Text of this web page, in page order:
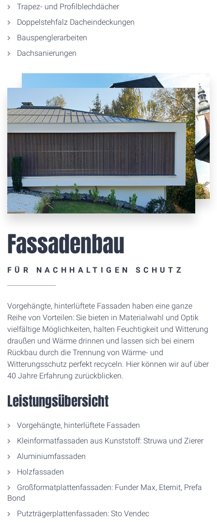
Trapez- und Profilblechdächer
Doppelstehfalz Dacheindeckungen
Bauspenglerarbeiten
Dachsanierungen
Fassadenbau
FÜR NACHHALTIGEN SCHUTZ
Vorgehängte, hinterlüftete Fassaden haben eine ganze
Reihe von Vorteilen: Sie bieten in Materialwahl und Optik
vielfältige Möglichkeiten, halten Feuchtigkeit und Witterung
draußen und Wärme drinnen und lassen sich bei einem
Rückbau durch die Trennung von Wärme- und
Witterungsschutz perfekt recyceln. Hier können wir auf über
40 Jahre Erfahrung zurückblicken.
Leistungsübersicht
Vorgehängte, hinterlüftete Fassaden
Kleinformatfassaden aus Kunststoff: Struwa und Zierer
Aluminiumfassaden
Holzfassaden
Großformatplattenfassaden: Funder Max, Eternit, Prefa
Bond
Putzträgerplattenfassaden: Sto Vendec